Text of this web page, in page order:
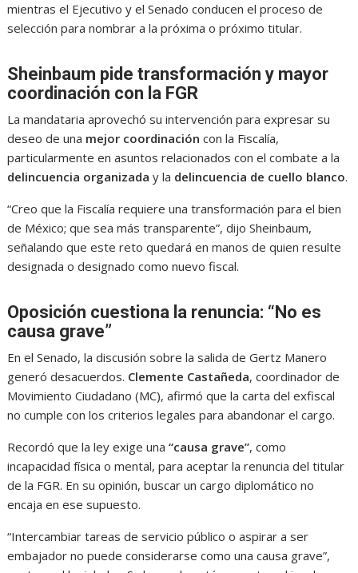
mientras el Ejecutivo y el Senado conducen el proceso de
selección para nombrar a la próxima o próximo titular.
Sheinbaum pide transformación y mayor
coordinación con la FGR
La mandataria aprovechó su intervención para expresar su
deseo de una mejor coordinación con la Fiscalía,
particularmente en asuntos relacionados con el combate a la
delincuencia organizada y la delincuencia de cuello blanco.
“Creo que la Fiscalía requiere una transformación para el bien
de México; que sea más transparente”, dijo Sheinbaum,
señalando que este reto quedará en manos de quien resulte
designada o designado como nuevo fiscal.
Oposición cuestiona la renuncia: “No es
causa grave”
En el Senado, la discusión sobre la salida de Gertz Manero
generó desacuerdos. Clemente Castañeda, coordinador de
Movimiento Ciudadano (MC), afirmó que la carta del exfiscal
no cumple con los criterios legales para abandonar el cargo.
Recordó que la ley exige una“causa grave”, como
incapacidad física o mental, para aceptar la renuncia del titular
de la FGR. En su opinión, buscar un cargo diplomático no
encaja en ese supuesto.
“Intercambiar tareas de servicio público o aspirar a ser
embajador no puede considerarse como una causa grave”,